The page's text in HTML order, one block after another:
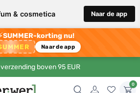
& cosmetica Naar de app
SUMMER-korting nu!
Naar de app
boven 95 EUR
0